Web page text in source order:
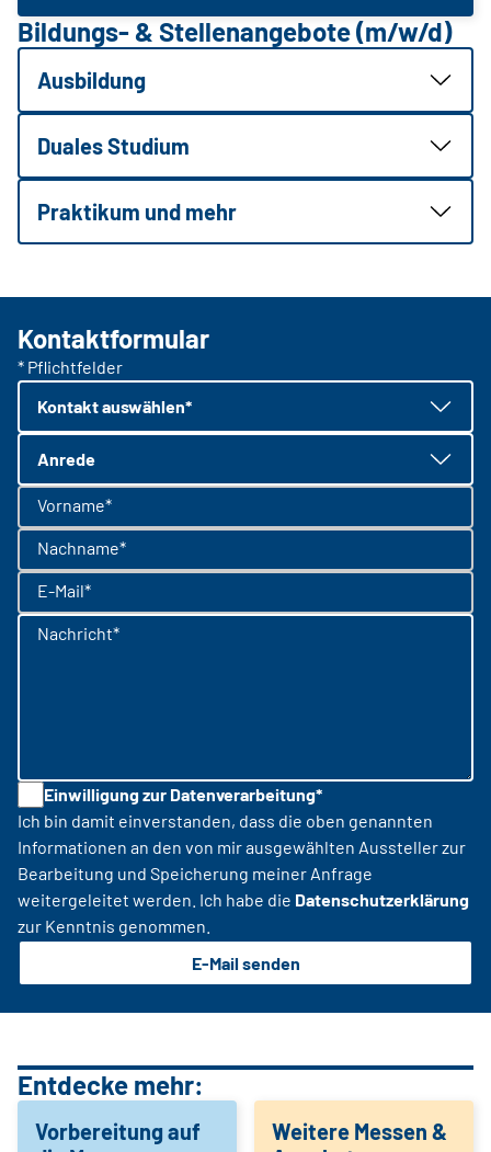
Bildungs- & Stellenangebote (m/w/d)
Ausbildung
Duales Studium
Praktikum und mehr
Kontaktformular
* Pflichtfelder
Kontakt auswählen*
Anrede
Vorname*
Nachname*
E-Mail*
Nachricht*
Einwilligung zur Datenverarbeitung*
Ich bin damit einverstanden, dass die oben genannten
Informationen an den von mir ausgewählten Aussteller zur
Bearbeitung und Speicherung meiner Anfrage
weitergeleitet werden. Ich habe die Datenschutzerklärung
zur Kenntnis genommen.
E-Mail senden
Entdecke mehr:
Vorbereitung auf
Weitere Messen &